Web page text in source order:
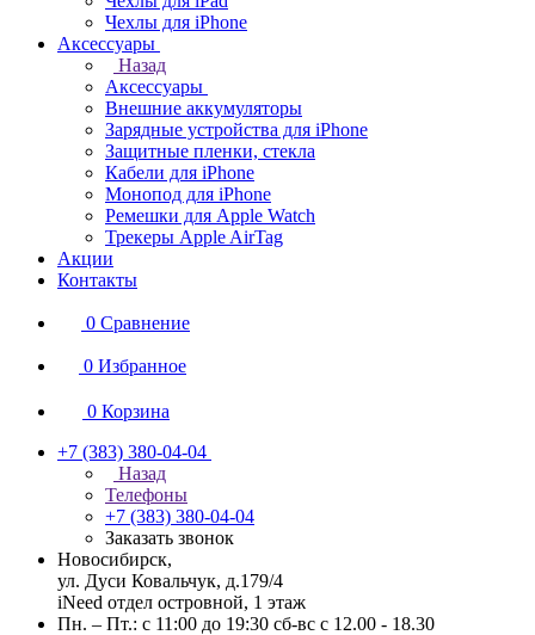
Чехлы для iPhone
Аксессуары
Назад
Аксессуары
Внешние аккумуляторы
Зарядные устройства для iPhone
Защитные пленки, стекла
Кабели для iPhone
Монопод для iPhone
Ремешки для Apple Watch
Трекеры Apple AirTag
Акции
Контакты
0 Сравнение
0 Избранное
0 Корзина
+7 (383) 380-04-04
Назад
Телефоны
+7 (383) 380-04-04
Заказать звонок
Новосибирск,
ул. Дуси Ковальчук, д.179/4
iNeed отдел островной, 1 этаж
Пн. – Пт.: с 11:00 до 19:30 сб-вс с 12.00 - 18.30